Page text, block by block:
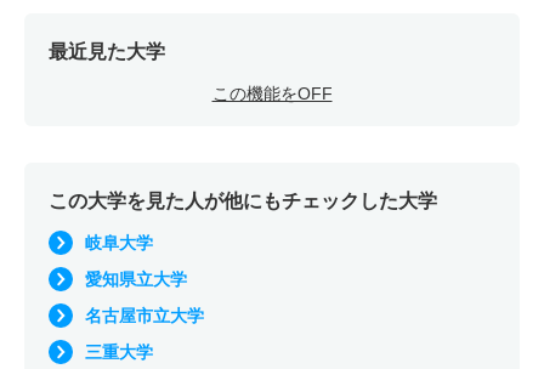
最近見た大学
この機能をOFF
この大学を見た人が他にもチェックした大学
岐阜大学
愛知県立大学
名古屋市立大学
三重大学